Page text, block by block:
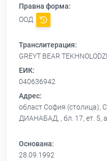
Правна форма:
ООД
Транслитерация:
GREYT BEAR
ЕИК:
040636942
Адрес:
област София (столица),
ДИАНАБАД, , бл. 17, ет. 5,
Основана:
28.09.1992